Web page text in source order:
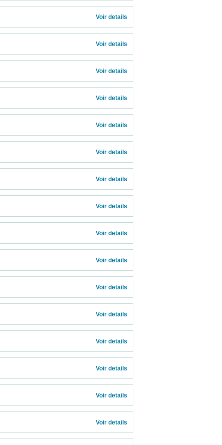
Voir details
Voir details
Voir details
Voir details
Voir details
Voir details
Voir details
Voir details
Voir details
Voir details
Voir details
Voir details
Voir details
Voir details
Voir details
Voir details